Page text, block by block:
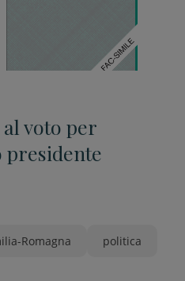
voto per
presidente
Romagna politica